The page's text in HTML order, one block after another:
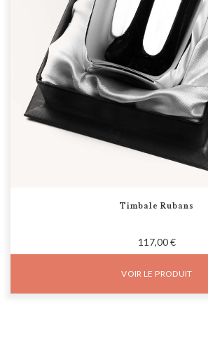
Timbale Rubans
117,00 €
VOIR LE PRODUIT